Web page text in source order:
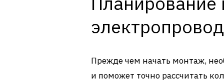
Прежде чем начать монтаж,
и поможет точно рассчитать